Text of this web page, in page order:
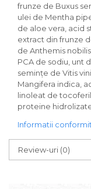
frunze de Buxus
ulei de Mentha
de aloe vera, acid
extract din frunze
de Anthemis
PCA de sodiu, unt
semințe de Vitis
Mangifera indica,
linoleat de
proteine
Informatii
Review-uri (0)